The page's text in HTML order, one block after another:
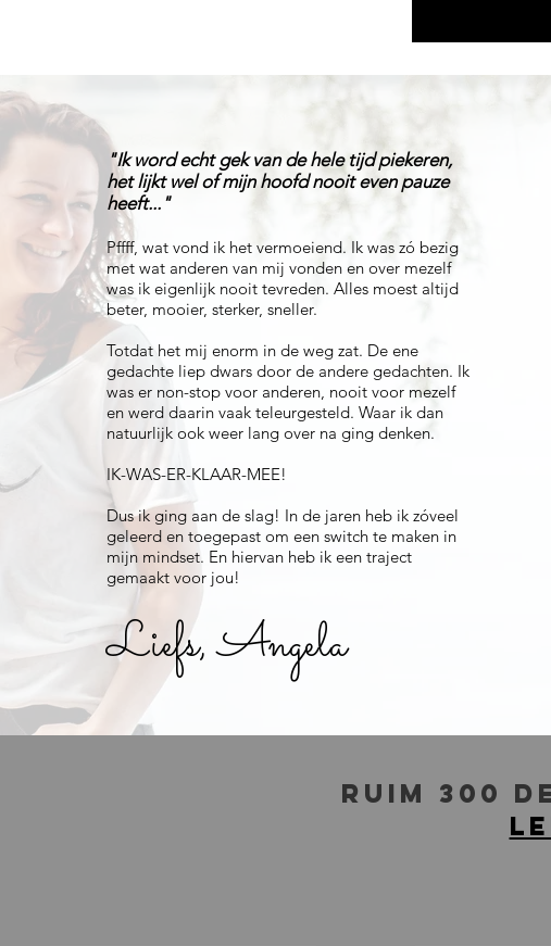
"Ik word echt gek van de hele tijd piekeren,
het lijkt wel of mijn hoofd nooit even pauze
heeft..."
Pffff, wat vond ik het vermoeiend. Ik was zó bezig
met wat anderen van mij vonden en over mezelf
was ik eigenlijk nooit tevreden. Alles moest altijd
beter, mooier, sterker, sneller.
Totdat het mij enorm in de weg zat. De ene
gedachte liep dwars door de andere gedachten. Ik
was er non-stop voor anderen, nooit voor mezelf
en werd daarin vaak teleurgesteld. Waar ik dan
natuurlijk ook weer lang over na ging denken.
IK-WAS-ER-KLAAR-MEE!
Dus ik ging aan de slag! In de jaren heb ik zóveel
geleerd en toegepast om een switch te maken in
mijn mindset. En hiervan heb ik een traject
gemaakt voor jou!
Liefs,Angela
Ruim 300